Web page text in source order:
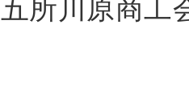
五所川原商工